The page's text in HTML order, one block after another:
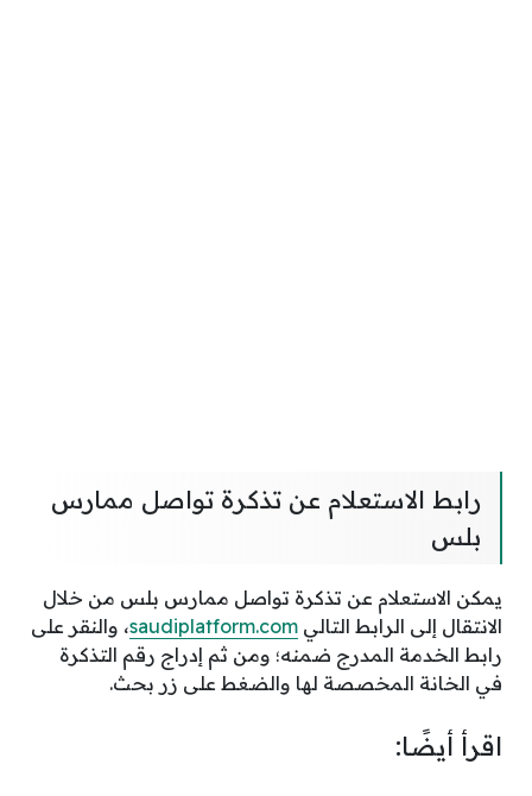
رابط الاستعلام عن تذكرة تواصل ممارس
بلس
يمكن الاستعلام عن تذكرة تواصل ممارس بلس من خلال
الانتقال إلى الرابط التالي saudiplatform.com، والنقر على
رابط الخدمة المدرج ضمنه؛ ومن ثم إدراج رقم التذكرة
في الخانة المخصصة لها والضغط على زر بحث.
اقرأ أيضًا: